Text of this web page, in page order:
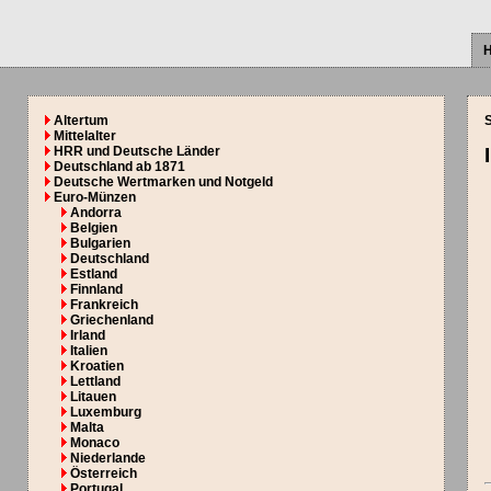
Altertum
Mittelalter
HRR und Deutsche Länder
Deutschland ab 1871
Deutsche Wertmarken und Notgeld
Euro-Münzen
Andorra
Belgien
Bulgarien
Deutschland
Estland
Finnland
Frankreich
Griechenland
Irland
Italien
Kroatien
Lettland
Litauen
Luxemburg
Malta
Monaco
Niederlande
Österreich